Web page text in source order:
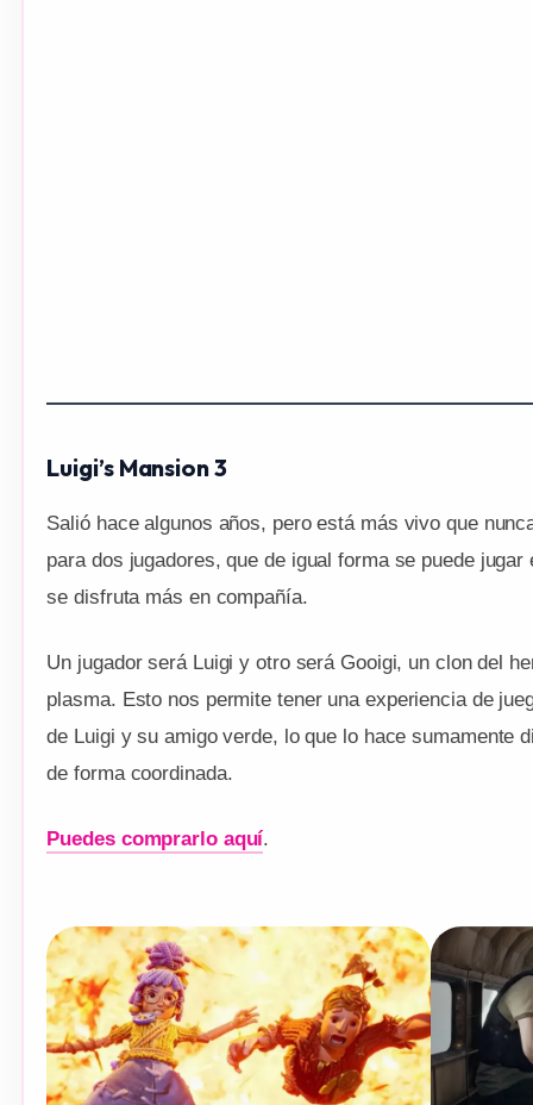
Luigi’s Mansion 3
Salió hace algunos años, pero está más vivo que
para dos jugadores, que de igual forma se puede
se disfruta más en compañía.
Un jugador será Luigi y otro será Gooigi, un clon del
plasma. Esto nos permite tener una experiencia de
de Luigi y su amigo verde, lo que lo hace sumamente
de forma coordinada.
Puedes comprarlo aquí.